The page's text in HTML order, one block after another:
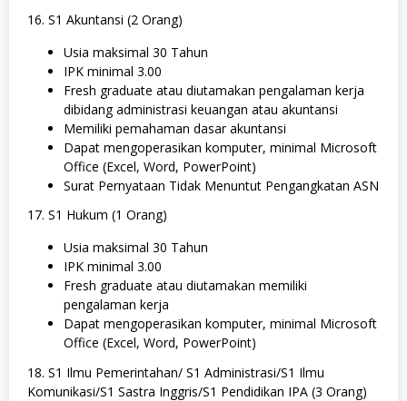
16. S1 Akuntansi (2 Orang)
Usia maksimal 30 Tahun
IPK minimal 3.00
Fresh graduate atau diutamakan pengalaman kerja
dibidang administrasi keuangan atau akuntansi
Memiliki pemahaman dasar akuntansi
Dapat mengoperasikan komputer, minimal Microsoft
Office (Excel, Word, PowerPoint)
Surat Pernyataan Tidak Menuntut Pengangkatan ASN
17. S1 Hukum (1 Orang)
Usia maksimal 30 Tahun
IPK minimal 3.00
Fresh graduate atau diutamakan memiliki
pengalaman kerja
Dapat mengoperasikan komputer, minimal Microsoft
Office (Excel, Word, PowerPoint)
18. S1 Ilmu Pemerintahan/ S1 Administrasi/S1 Ilmu
Komunikasi/S1 Sastra Inggris/S1 Pendidikan IPA (3 Orang)